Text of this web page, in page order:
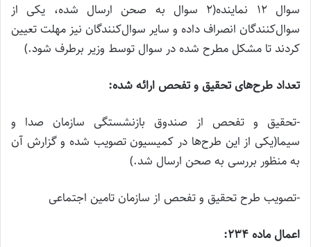
سوال ۱۲ نماینده(۲ سوال به صحن ارسال شده، یکی از
سوال‌کنندگان انصراف داده و سایر سوال‌کنندگان نیز مهلت تعیین
کردند تا مشکل مطرح شده در سوال توسط وزیر برطرف شود.)
تعداد طرح‌های تحقیق و تفحص ارائه شده:
-تحقیق و تفحص از صندوق بازنشستگی سازمان صدا و
سیما(یکی از این طرح‌ها در کمیسیون تصویب شده و گزارش آن
به منظور بررسی به صحن ارسال شد.)
-تصویب طرح تحقیق و تفحص از سازمان تامین اجتماعی
اعمال ماده ۲۳۴: